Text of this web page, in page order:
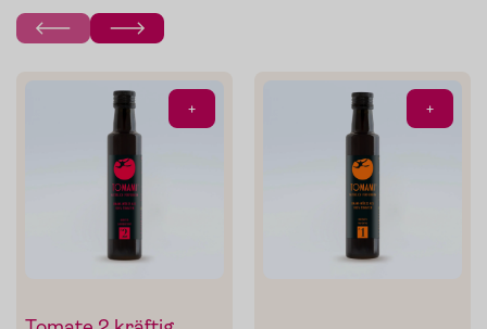
+ +
von Pasta, Fisch oder Grillgemüse.